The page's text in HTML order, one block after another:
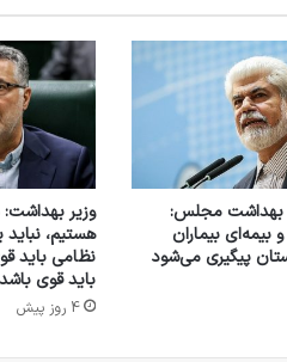
بهداشت مجلس:
بیمه‌ای بیماران
پیگیری می‌شود
وزیر بهداشت:
هستیم،
نظامی باید
باید قوی باشد
4 روز پیش